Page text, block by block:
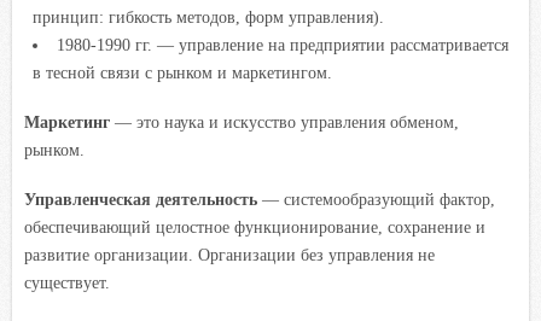
принцип: гибкость методов, форм управления).
1980-1990 гг. — управление на предприятии рассматривается
в тесной связи с рынком и маркетингом.
Маркетинг — это наука и искусство управления обменом,
рынком.
Управленческая деятельность — системообразующий фактор,
обеспечивающий целостное функционирование, сохранение и
развитие организации. Организации без управления не
существует.